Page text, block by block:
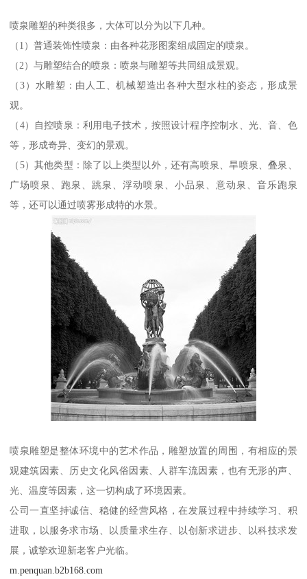
喷泉雕塑的种类很多，大体可以分为以下几种。
（1）普通装饰性喷泉：由各种花形图案组成固定的喷泉。
（2）与雕塑结合的喷泉：喷泉与雕塑等共同组成景观。
（3）水雕塑：由人工、机械塑造出各种大型水柱的姿态，形成景
观。
（4）自控喷泉：利用电子技术，按照设计程序控制水、光、音、色
等，形成奇异、变幻的景观。
（5）其他类型：除了以上类型以外，还有高喷泉、旱喷泉、叠泉、
广场喷泉、跑泉、跳泉、浮动喷泉、小品泉、意动泉、音乐跑泉
等，还可以通过喷雾形成特的水景。
喷泉雕塑是整体环境中的艺术作品，雕塑放置的周围，有相应的景
观建筑因素、历史文化风俗因素、人群车流因素，也有无形的声、
光、温度等因素，这一切构成了环境因素。
公司一直坚持诚信、稳健的经营风格，在发展过程中持续学习、积
进取，以服务求市场、以质量求生存、以创新求进步、以科技求发
展，诚挚欢迎新老客户光临。
m.penquan.b2b168.com